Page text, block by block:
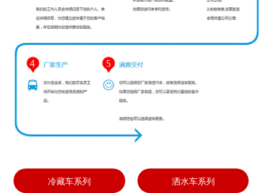
冷藏车系列 洒水车系列